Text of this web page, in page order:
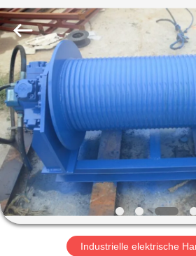
HAUS
PRODUKTE
ÜBER
UNS
FABRIK-
Silence
Industry
Co.,
Ltd..
Rights
Reserved.
Industrielle elektrische